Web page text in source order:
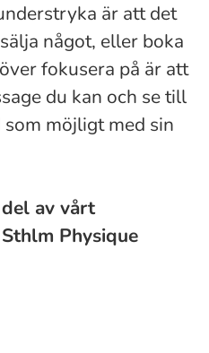
är att det
något, eller boka
fokusera på är att
du kan och se till
möjligt med sin
av vårt
Physique